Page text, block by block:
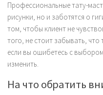
Профессиональные тату-
рисунки, но и заботятся о
том, чтобы клиент не
того, не стоит забывать,
если вы ошибетесь с
изменить.
На что обратить